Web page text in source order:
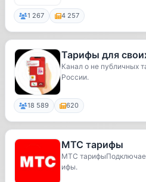
1 267 4 257
Тарифы для
Канал о не публичных
России.
18 589 620
МТС тарифы
МТС
ифы.